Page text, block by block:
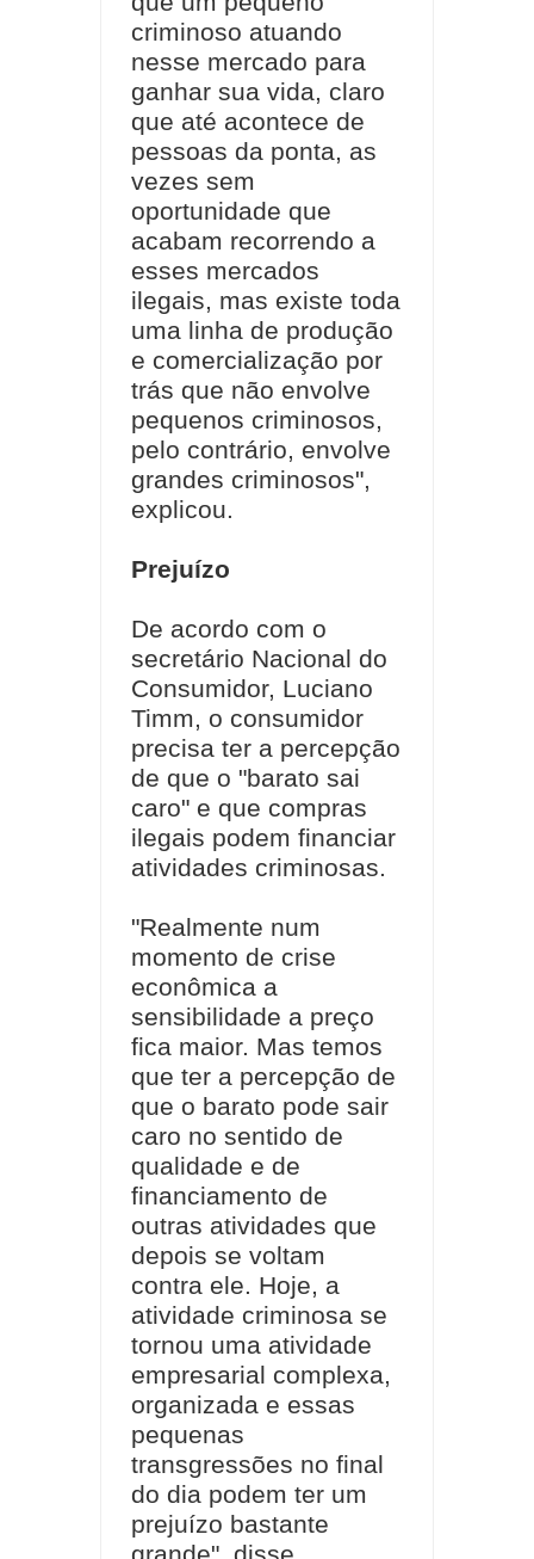
criminoso atuando
nesse mercado para
ganhar sua vida, claro
que até acontece de
pessoas da ponta, as
vezes sem
oportunidade que
acabam recorrendo a
esses mercados
ilegais, mas existe toda
uma linha de produção
e comercialização por
trás que não envolve
pequenos criminosos,
pelo contrário, envolve
grandes criminosos",
explicou.
Prejuízo
De acordo com o
secretário Nacional do
Consumidor, Luciano
Timm, o consumidor
precisa ter a percepção
de que o "barato sai
caro" e que compras
ilegais podem financiar
atividades criminosas.
"Realmente num
momento de crise
econômica a
sensibilidade a preço
fica maior. Mas temos
que ter a percepção de
que o barato pode sair
caro no sentido de
qualidade e de
financiamento de
outras atividades que
depois se voltam
contra ele. Hoje, a
atividade criminosa se
tornou uma atividade
empresarial complexa,
organizada e essas
pequenas
transgressões no final
do dia podem ter um
prejuízo bastante